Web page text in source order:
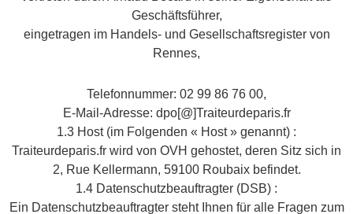
Geschäftsführer,
eingetragen im Handels- und Gesellschaftsregister von
Rennes,
Telefonnummer: 02 99 86 76 00,
E-Mail-Adresse: dpo[@]Traiteurdeparis.fr
1.3 Host (im Folgenden « Host » genannt) :
Traiteurdeparis.fr wird von OVH gehostet, deren Sitz sich in
2, Rue Kellermann, 59100 Roubaix befindet.
1.4 Datenschutzbeauftragter (DSB) :
Ein Datenschutzbeauftragter steht Ihnen für alle Fragen zum